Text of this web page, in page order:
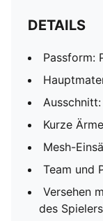
DETAILS
Passform:
Kurze
Mesh-
Team und
Versehen
des Spielers